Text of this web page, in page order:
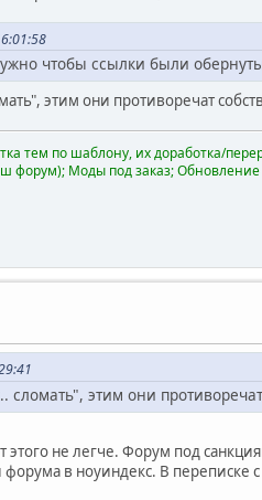
чтобы ссылки были
этим они противоречат
тем по шаблону, их доработка/
форум); Моды под заказ;
сломать", этим они
не легче. Форум под
в ноуиндекс. В переписке